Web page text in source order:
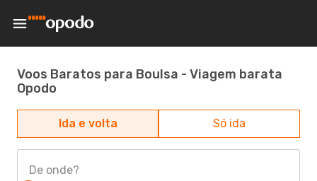
Voos Baratos para Boulsa - Viagem barata
Opodo
Ida e volta Só ida
De onde?